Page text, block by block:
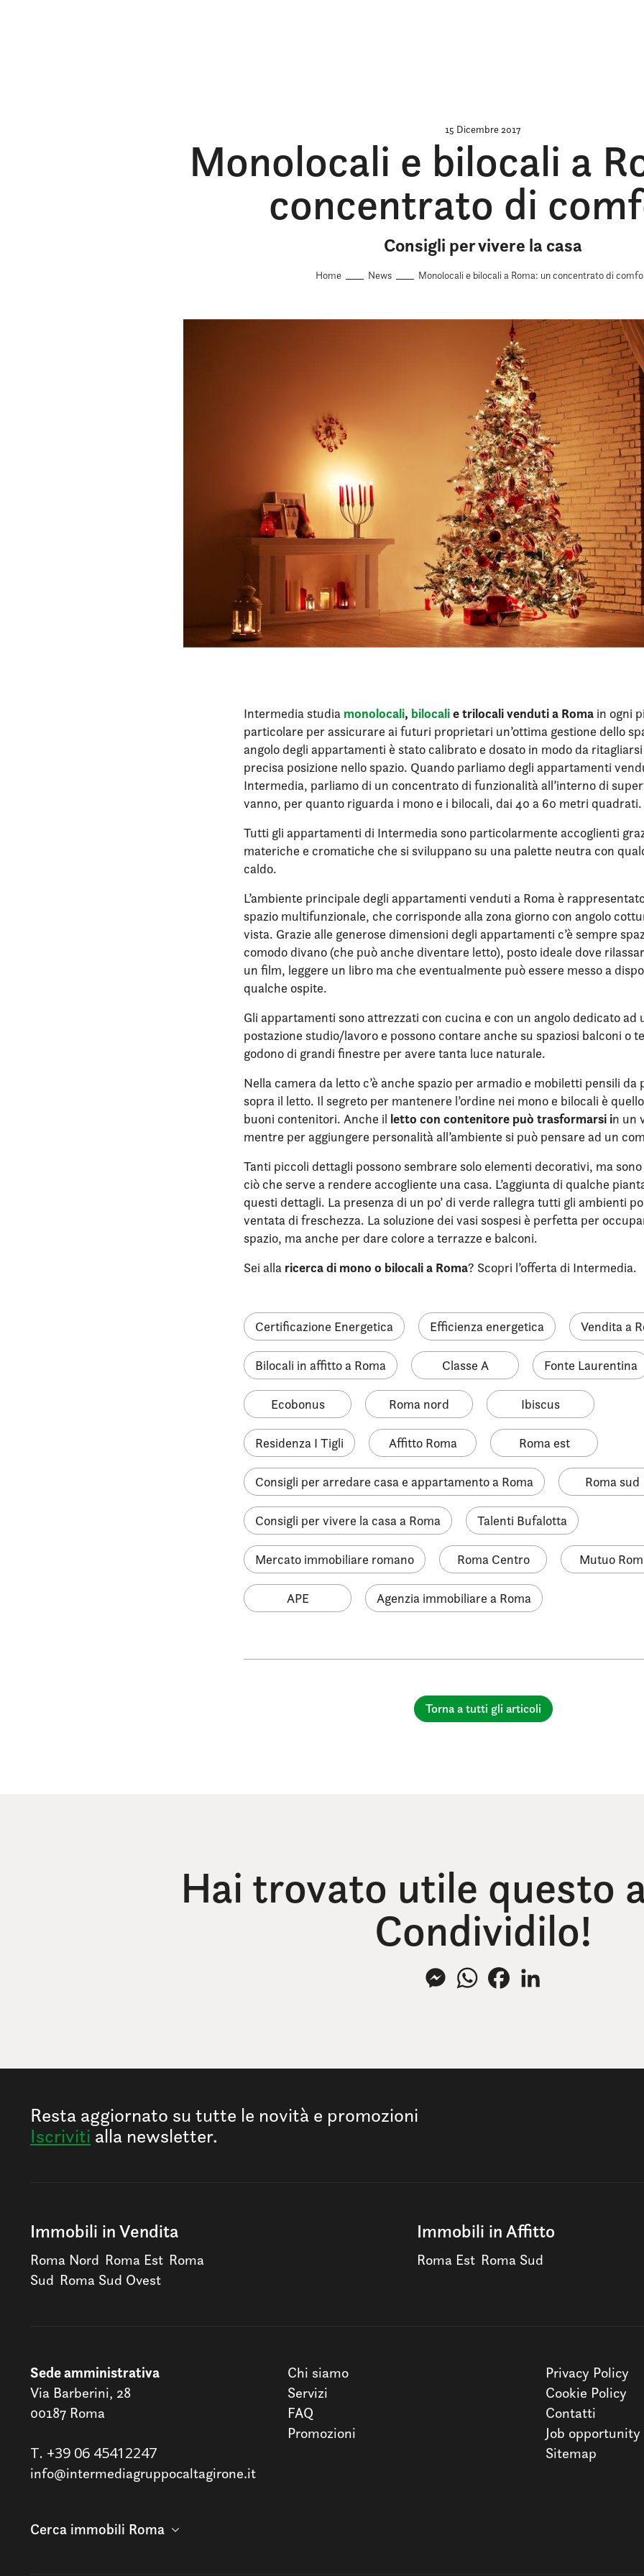
15 Dicembre 2017
Monolocali e bilocali a
concentrato di
Consigli per vivere la casa
Home News Monolocali e bilocali a Roma: un concentrato di
Intermedia studia monolocali, bilocalie trilocali venduti a Roma in ogni
particolare per assicurare ai futuri proprietari un’ottima gestione dello
angolo degli appartamenti è stato calibrato e dosato in modo da
precisa posizione nello spazio. Quando parliamo degli appartamenti
Intermedia, parliamo di un concentrato di funzionalità all’interno di
vanno, per quanto riguarda i mono e i bilocali, dai 40 a 60 metri quadrati.
Tutti gli appartamenti di Intermedia sono particolarmente accoglienti
materiche e cromatiche che si sviluppano su una palette neutra con
caldo.
L’ambiente principale degli appartamenti venduti a Roma è
spazio multifunzionale, che corrisponde alla zona giorno con angolo
vista. Grazie alle generose dimensioni degli appartamenti c’è sempre
comodo divano (che può anche diventare letto), posto ideale dove
un film, leggere un libro ma che eventualmente può essere messo a
qualche ospite.
Gli appartamenti sono attrezzati con cucina e con un angolo dedicato ad
postazione studio/lavoro e possono contare anche su spaziosi balconi o
godono di grandi finestre per avere tanta luce naturale.
Nella camera da letto c’è anche spazio per armadio e mobiletti pensili da
sopra il letto. Il segreto per mantenere l’ordine nei mono e bilocali è
buoni contenitori. Anche il letto con contenitore può trasformarsi in un
mentre per aggiungere personalità all’ambiente si può pensare ad un
Tanti piccoli dettagli possono sembrare solo elementi decorativi, ma
ciò che serve a rendere accogliente una casa. L’aggiunta di qualche
questi dettagli. La presenza di un po’ di verde rallegra tutti gli ambienti
ventata di freschezza. La soluzione dei vasi sospesi è perfetta per
spazio, ma anche per dare colore a terrazze e balconi.
Sei alla ricerca di mono o bilocali a Roma? Scopri l’offerta di Intermedia.
Certificazione Energetica Efficienza energetica Vendita a
Bilocali in affitto a Roma Classe A Fonte Laurentina
Ecobonus Roma nord Ibiscus
Residenza I Tigli Affitto Roma Roma est
Consigli per arredare casa e appartamento a Roma Roma sud
Consigli per vivere la casa a Roma Talenti Bufalotta
Mercato immobiliare romano Roma Centro Mutuo
APE Agenzia immobiliare a Roma
Torna a tutti gli articoli
Hai trovato utile questo
Condividilo!
MessengerWhatsAppFacebook
Resta aggiornato su tutte le novità e promozioni
Iscriviti alla newsletter.
Immobili in Vendita
Roma Nord Roma Est Roma
Sud Roma Sud Ovest
Immobili in Affitto
Roma Est Roma Sud
Sede amministrativa
Via Barberini, 28
00187 Roma
T. +39 06 45412247
info@intermediagruppocaltagirone.it
Chi siamo
Servizi
FAQ
Promozioni
Privacy Policy
Cookie Policy
Contatti
Job opportunity
Sitemap
Cerca immobili Roma